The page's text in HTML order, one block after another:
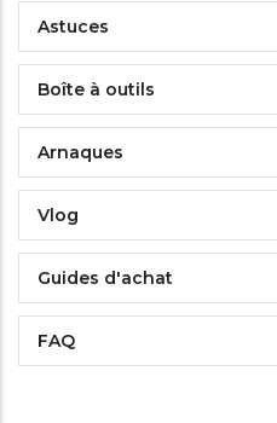
Astuces
Boîte à outils
Arnaques
Vlog
Guides d'achat
FAQ